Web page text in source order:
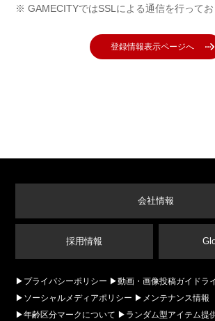
GAMECITYではSSLによる通信を行ってお
登録情報表示ページへ
会社情報
採用情報
プライバシーポリシー
動画・画像投稿ガイドラ
ソーシャルメディアポリシー
メンテナンス情報
年齢区分マークについて
ランダム型アイテム提